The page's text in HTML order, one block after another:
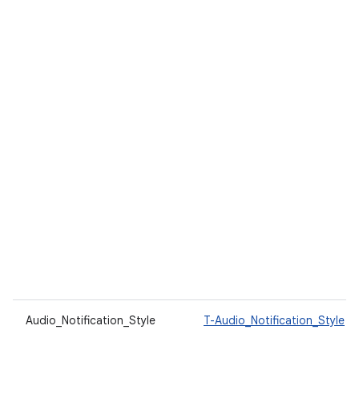
Audio_Notification_Style T-Audio_Notification_Style